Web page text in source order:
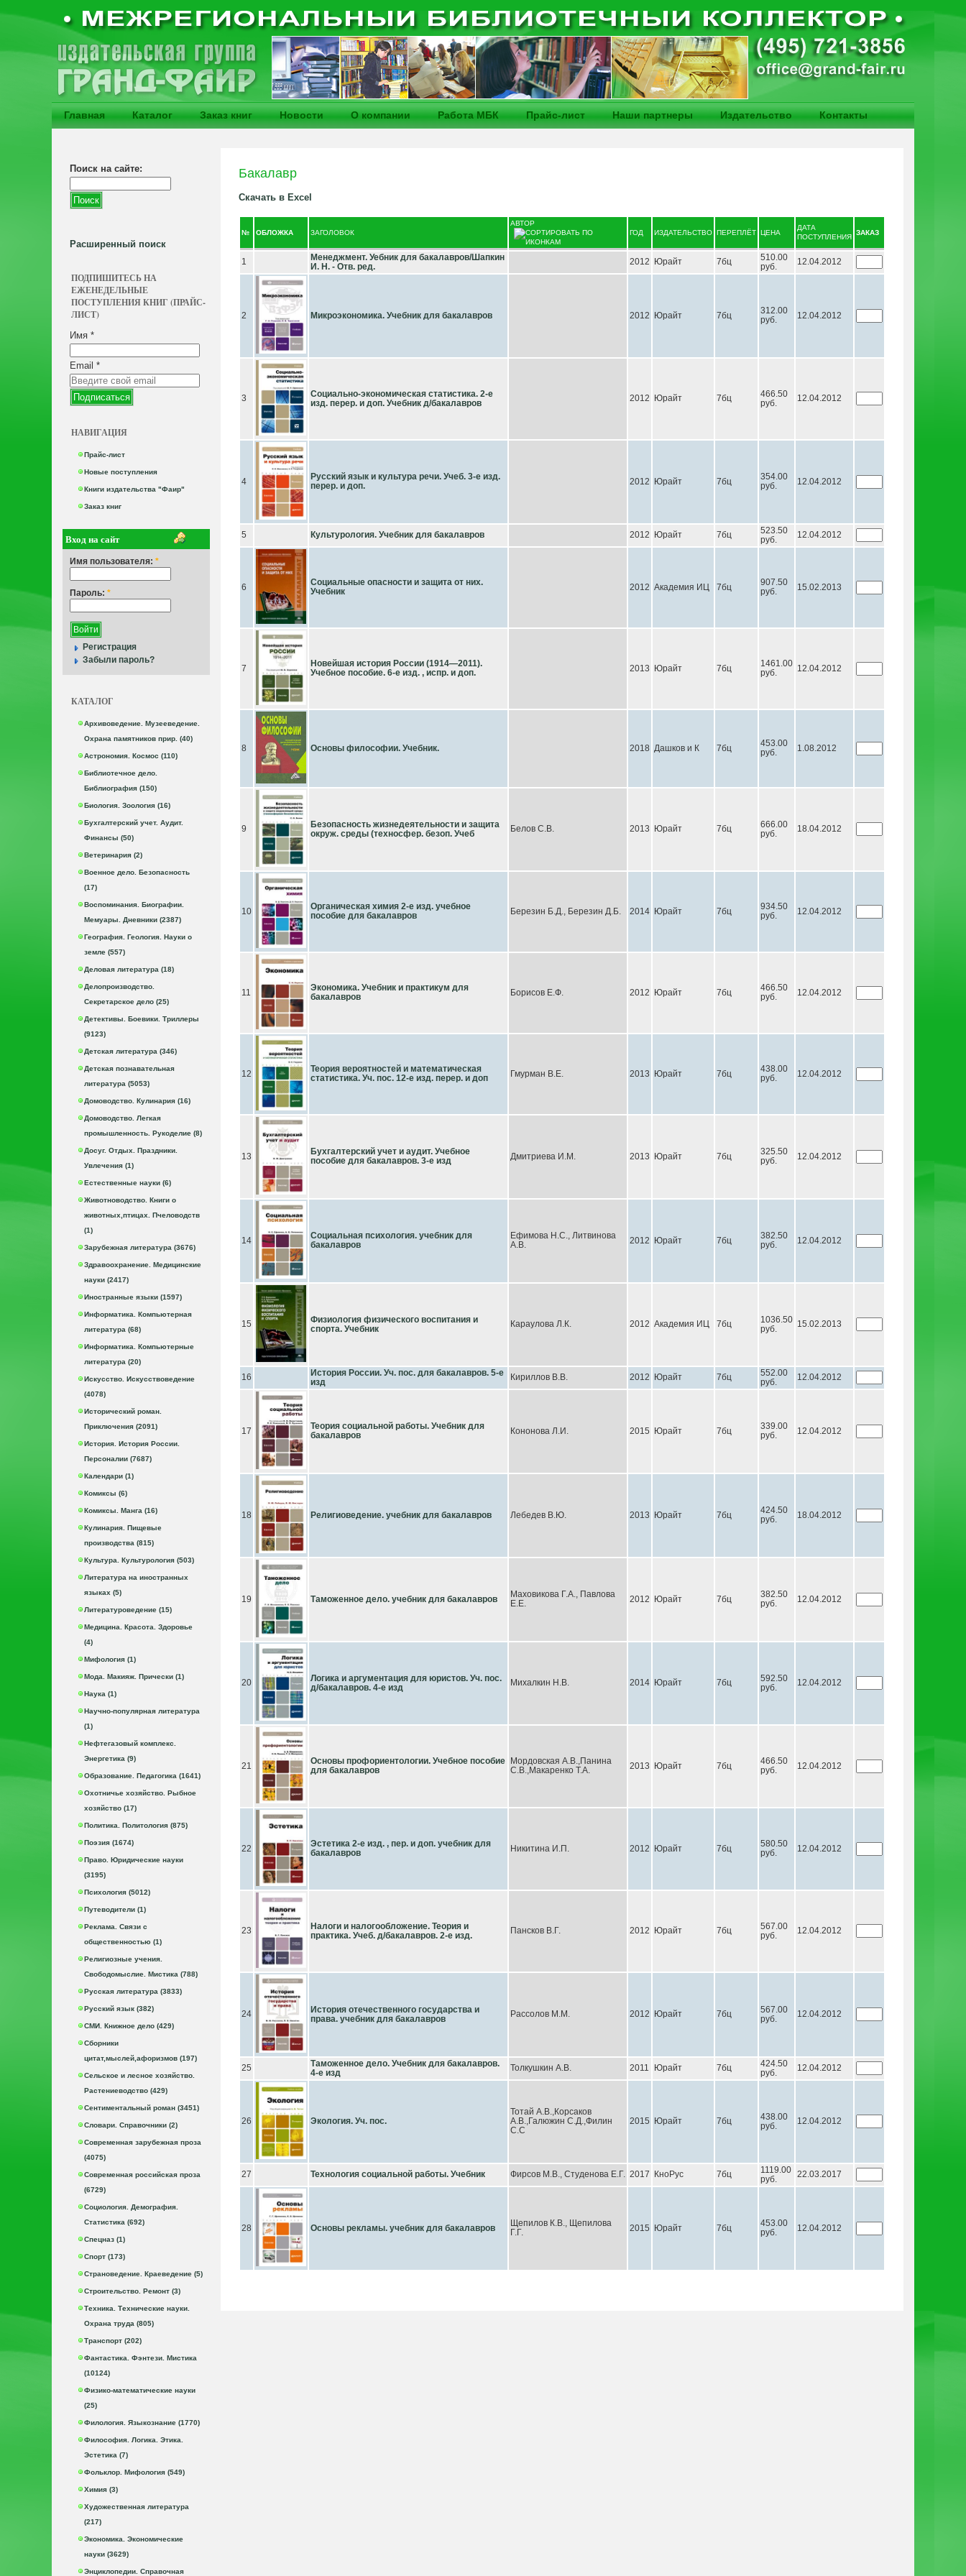
Главная Каталог Заказ книг Новости О компании Работа МБК Прайс-лист Наши партнеры Издательство Контакты
Поиск на сайте:
Расширенный поиск
ПОДПИШИТЕСЬ НА
ЕЖЕНЕДЕЛЬНЫЕ
ПОСТУПЛЕНИЯ КНИГ (ПРАЙС-
ЛИСТ)
Имя *
Email *
НАВИГАЦИЯ
Прайс-лист
Новые поступления
Книги издательства "Фаир"
Заказ книг
Вход на сайт
Имя пользователя: *
Пароль: *
Регистрация
Забыли пароль?
КАТАЛОГ
Архивоведение. Музееведение.
Охрана памятников прир. (40)
Астрономия. Космос (110)
Библиотечное дело.
Библиография (150)
Биология. Зоология (16)
Бухгалтерский учет. Аудит.
Финансы (50)
Ветеринария (2)
Военное дело. Безопасность
(17)
Воспоминания. Биографии.
Мемуары. Дневники (2387)
География. Геология. Науки о
земле (557)
Деловая литература (18)
Делопроизводство.
Секретарское дело (25)
Детективы. Боевики. Триллеры
(9123)
Детская литература (346)
Детская познавательная
литература (5053)
Домоводство. Кулинария (16)
Домоводство. Легкая
промышленность. Рукоделие (8)
Досуг. Отдых. Праздники.
Увлечения (1)
Естественные науки (6)
Животноводство. Книги о
животных,птицах. Пчеловодств
(1)
Зарубежная литература (3676)
Здравоохранение. Медицинские
науки (2417)
Иностранные языки (1597)
Информатика. Компьютерная
литература (68)
Информатика. Компьютерные
литература (20)
Искусство. Искусствоведение
(4078)
Исторический роман.
Приключения (2091)
История. История России.
Персоналии (7687)
Календари (1)
Комиксы (6)
Комиксы. Манга (16)
Кулинария. Пищевые
производства (815)
Культура. Культурология (503)
Литература на иностранных
языках (5)
Литературоведение (15)
Медицина. Красота. Здоровье
(4)
Мифология (1)
Мода. Макияж. Прически (1)
Наука (1)
Научно-популярная литература
(1)
Нефтегазовый комплекс.
Энергетика (9)
Образование. Педагогика (1641)
Охотничье хозяйство. Рыбное
хозяйство (17)
Политика. Политология (875)
Поэзия (1674)
Право. Юридические науки
(3195)
Психология (5012)
Путеводители (1)
Реклама. Связи с
общественностью (1)
Религиозные учения.
Свободомыслие. Мистика (788)
Русская литература (3833)
Русский язык (382)
СМИ. Книжное дело (429)
Сборники
цитат,мыслей,афоризмов (197)
Сельское и лесное хозяйство.
Растениеводство (429)
Сентиментальный роман (3451)
Словари. Справочники (2)
Современная зарубежная проза
(4075)
Современная российская проза
(6729)
Социология. Демография.
Статистика (692)
Спецназ (1)
Спорт (173)
Страноведение. Краеведение (5)
Строительство. Ремонт (3)
Техника. Технические науки.
Охрана труда (805)
Транспорт (202)
Фантастика. Фэнтези. Мистика
(10124)
Физико-математические науки
(25)
Филология. Языкознание (1770)
Философия. Логика. Этика.
Эстетика (7)
Фольклор. Мифология (549)
Химия (3)
Художественная литература
(217)
Экономика. Экономические
науки (3629)
Энциклопедии. Справочная
Бакалавр
Скачать в Excel
№ ОБЛОЖКА ЗАГОЛОВОК
АВТОР
ГОД
ИЗДАТЕЛЬСТВО ПЕРЕПЛЁТ ЦЕНА
ДАТА
ПОСТУПЛЕНИЯ
ЗАКАЗ
1
Менеджмент. Уебник для бакалавров/Шапкин
И. Н. - Отв. ред.
2012 Юрайт 7бц
510.00
руб.
12.04.2012
2 Микроэкономика. Учебник для бакалавров 2012 Юрайт 7бц
312.00
руб.
12.04.2012
3
Социально-экономическая статистика. 2-е
изд. перер. и доп. Учебник д/бакалавров
2012 Юрайт 7бц
466.50
руб.
12.04.2012
4
Русский язык и культура речи. Учеб. 3-е изд.
перер. и доп.
2012 Юрайт 7бц
354.00
руб.
12.04.2012
5 Культурология. Учебник для бакалавров 2012 Юрайт 7бц
523.50
руб.
12.04.2012
6
Социальные опасности и защита от них.
Учебник
2012 Академия ИЦ 7бц
907.50
руб.
15.02.2013
7
Новейшая история России (1914—2011).
Учебное пособие. 6-е изд. , испр. и доп.
2013 Юрайт 7бц
1461.00
руб.
12.04.2012
8 Основы философии. Учебник. 2018 Дашков и К 7бц
453.00
руб.
1.08.2012
9
Безопасность жизнедеятельности и защита
окруж. среды (техносфер. безоп. Учеб
Белов С.В. 2013 Юрайт 7бц
666.00
руб.
18.04.2012
10
Органическая химия 2-е изд. учебное
пособие для бакалавров
Березин Б.Д., Березин Д.Б. 2014 Юрайт 7бц
934.50
руб.
12.04.2012
11
Экономика. Учебник и практикум для
бакалавров
Борисов Е.Ф. 2012 Юрайт 7бц
466.50
руб.
12.04.2012
12
Теория вероятностей и математическая
статистика. Уч. пос. 12-е изд. перер. и доп
Гмурман В.Е. 2013 Юрайт 7бц
438.00
руб.
12.04.2012
13
Бухгалтерский учет и аудит. Учебное
пособие для бакалавров. 3-е изд
Дмитриева И.М. 2013 Юрайт 7бц
325.50
руб.
12.04.2012
14
Социальная психология. учебник для
бакалавров
Ефимова Н.С., Литвинова
А.В.
2012 Юрайт 7бц
382.50
руб.
12.04.2012
15
Физиология физического воспитания и
спорта. Учебник
Караулова Л.К. 2012 Академия ИЦ 7бц
1036.50
руб.
15.02.2013
16
История России. Уч. пос. для бакалавров. 5-е
изд
Кириллов В.В. 2012 Юрайт 7бц
552.00
руб.
12.04.2012
17
Теория социальной работы. Учебник для
бакалавров
Кононова Л.И. 2015 Юрайт 7бц
339.00
руб.
12.04.2012
18 Религиоведение. учебник для бакалавров Лебедев В.Ю. 2013 Юрайт 7бц
424.50
руб.
18.04.2012
19 Таможенное дело. учебник для бакалавров
Маховикова Г.А., Павлова
Е.Е.
2012 Юрайт 7бц
382.50
руб.
12.04.2012
20
Логика и аргументация для юристов. Уч. пос.
д/бакалавров. 4-е изд
Михалкин Н.В. 2014 Юрайт 7бц
592.50
руб.
12.04.2012
21
Основы профориентологии. Учебное пособие
для бакалавров
Мордовская А.В.,Панина
С.В.,Макаренко Т.А.
2013 Юрайт 7бц
466.50
руб.
12.04.2012
22
Эстетика 2-е изд. , пер. и доп. учебник для
бакалавров
Никитина И.П. 2012 Юрайт 7бц
580.50
руб.
12.04.2012
23
Налоги и налогообложение. Теория и
практика. Учеб. д/бакалавров. 2-е изд.
Пансков В.Г. 2012 Юрайт 7бц
567.00
руб.
12.04.2012
24
История отечественного государства и
права. учебник для бакалавров
Рассолов М.М. 2012 Юрайт 7бц
567.00
руб.
12.04.2012
25
Таможенное дело. Учебник для бакалавров.
4-е изд
Толкушкин А.В. 2011 Юрайт 7бц
424.50
руб.
12.04.2012
26 Экология. Уч. пос.
Тотай А.В.,Корсаков
А.В.,Галюжин С.Д.,Филин
С.С
2015 Юрайт 7бц
438.00
руб.
12.04.2012
27 Технология социальной работы. Учебник Фирсов М.В., Студенова Е.Г. 2017 КноРус 7бц
1119.00
руб.
22.03.2017
28 Основы рекламы. учебник для бакалавров
Щепилов К.В., Щепилова
Г.Г.
2015 Юрайт 7бц
453.00
руб.
12.04.2012